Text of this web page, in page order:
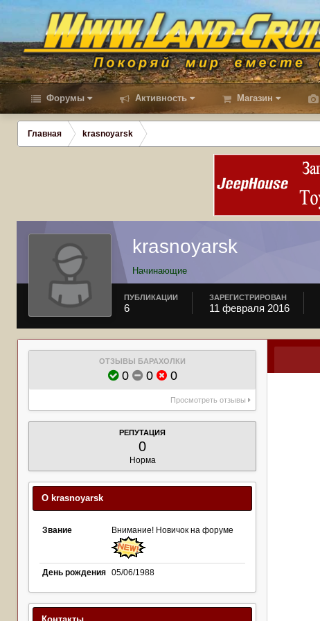
Форумы Активность Магазин
Главная krasnoyarsk
krasnoyarsk
Начинающие
ПУБЛИКАЦИИ
6
ЗАРЕГИСТРИРОВАН
11 февраля 2016
ОТЗЫВЫ БАРАХОЛКИ
0 0 0
Просмотреть отзывы
РЕПУТАЦИЯ
0
Норма
О krasnoyarsk
Звание Внимание! Новичок на форуме
День рождения 05/06/1988